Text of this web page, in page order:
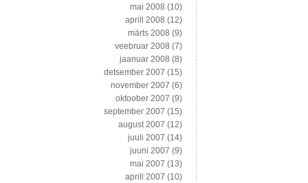
mai 2008 (10)
aprill 2008 (12)
märts 2008 (9)
veebruar 2008 (7)
jaanuar 2008 (8)
detsember 2007 (15)
november 2007 (6)
oktoober 2007 (9)
september 2007 (15)
august 2007 (12)
juuli 2007 (14)
juuni 2007 (9)
mai 2007 (13)
aprill 2007 (10)